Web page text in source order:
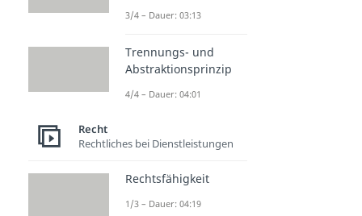
3/4 – Dauer: 03:13
Trennungs- und
Abstraktionsprinzip
4/4 – Dauer: 04:01
Recht
Rechtliches bei Dienstleistungen
Rechtsfähigkeit
1/3 – Dauer: 04:19